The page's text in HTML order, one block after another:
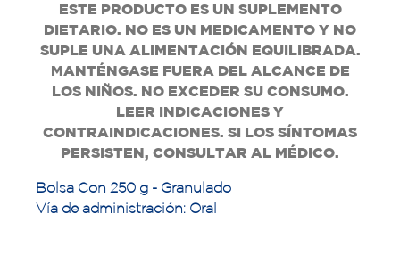
ESTE PRODUCTO ES UN SUPLEMENTO
DIETARIO. NO ES UN MEDICAMENTO Y NO
SUPLE UNA ALIMENTACIÓN EQUILIBRADA.
MANTÉNGASE FUERA DEL ALCANCE DE
LOS NIÑOS. NO EXCEDER SU CONSUMO.
LEER INDICACIONES Y
CONTRAINDICACIONES. SI LOS SÍNTOMAS
PERSISTEN, CONSULTAR AL MÉDICO.
Bolsa Con 250 g - Granulado
Vía de administración: Oral